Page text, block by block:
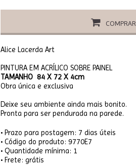
COMPRAR
Alice Lacerda Art
PINTURA EM ACRÍLICO SOBRE PAINEL
TAMANHO 84 X 72 X 4cm
Obra única e exclusiva
Deixe seu ambiente ainda mais bonito.
Pronta para ser pendurada na parede.
• Prazo para postagem: 7 dias úteis
• Código do produto: 9770E7
• Quantidade mínima: 1
• Frete: grátis